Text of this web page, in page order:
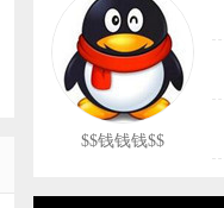
$$钱钱钱$$